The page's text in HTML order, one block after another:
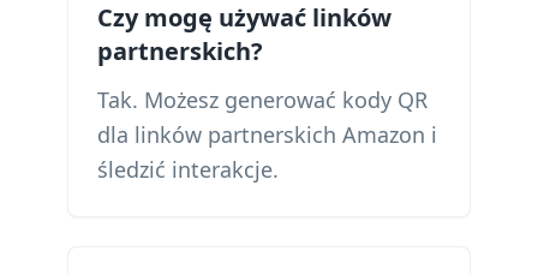
Czy mogę używać linków
partnerskich?
Tak. Możesz generować kody QR
dla linków partnerskich Amazon i
śledzić interakcje.